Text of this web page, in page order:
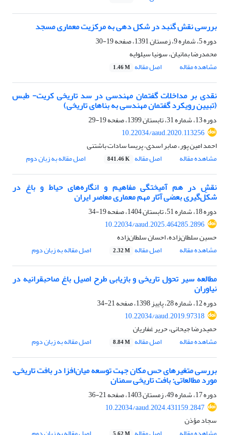
بررسی نقش گنبد در شکل دهی به مرکزیت معماری مسجد
دوره 5، شماره 9، زمستان 1391، صفحه
19-30
محمدرضا بمانیان، سونیا سیلوایه
مشاهده مقاله
اصل مقاله 1.46 M
نقدی بر مداخلات گفتمان مهندسی در سد تاریخی کریت- طبس
(تبیین رویکرد گفتمان مهندسی به بناهای تاریخی)
دوره 13، شماره 31، تابستان 1399، صفحه
19-29
10.22034/aaud.2020.113256
احمد امین پور، صابر اسدی، پریسا سادات باشتنی
مشاهده مقاله
اصل مقاله 841.46 K اصل مقاله به زبان دوم
نقشِ در هم‌ آمیختگی مفاهیم و انگاره‌های حیاط و باغ در
شکل‌گیری بعضی آثار مهم معماری معاصر ایران
دوره 18، شماره 51، تابستان 1404، صفحه
19-34
10.22034/aaud.2025.464285.2896
حسین سلطان‌زاده، احسان سلطان‌زاده
مشاهده مقاله
اصل مقاله 2.32 M اصل مقاله به زبان دوم
مطالعه سیر تحول تاریخی و بازیابی طرح اصیل باغ صاحبقرانیه در
نیاوران
دوره 12، شماره 28، پاییز 1398، صفحه
21-34
10.22034/aaud.2019.97318
حمیدرضا جیحانی، حریر غفاریان
مشاهده مقاله
اصل مقاله 8.84 M اصل مقاله به زبان دوم
بررسی متغیر‌های حس مکان جهت توسعه میان‌افزا در بافت تاریخی،
مورد مطالعاتی: بافت تاریخی سمنان
دوره 17، شماره 49، زمستان 1403، صفحه
21-36
10.22034/aaud.2024.431159.2847
سجاد مؤذن